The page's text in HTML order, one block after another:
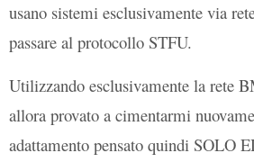
usano sistemi esclusivamente via
passare al protocollo STFU.
Utilizzando esclusivamente la rete
allora provato a cimentarmi
adattamento pensato quindi SOLO